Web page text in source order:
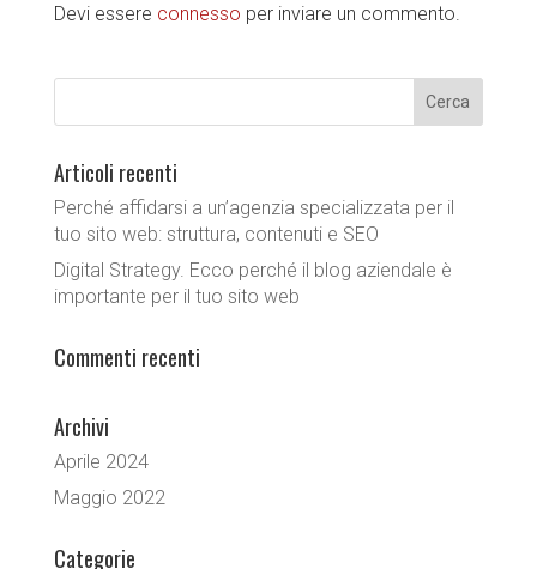
Devi essere connesso per inviare un commento.
Articoli recenti
Perché affidarsi a un’agenzia specializzata per il
tuo sito web: struttura, contenuti e SEO
Digital Strategy. Ecco perché il blog aziendale è
importante per il tuo sito web
Commenti recenti
Archivi
Aprile 2024
Maggio 2022
Categorie